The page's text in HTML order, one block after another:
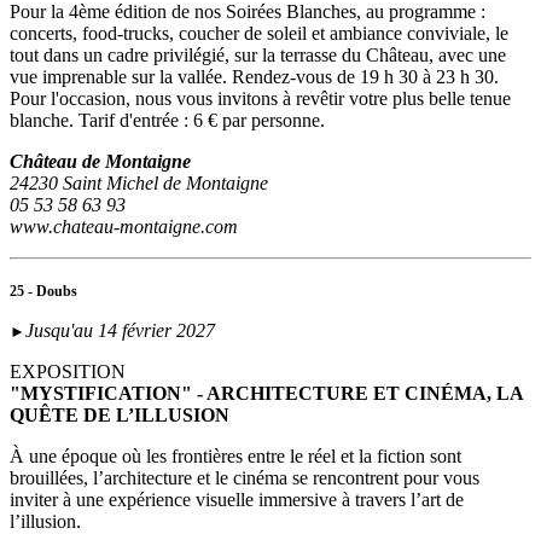
Pour la 4ème édition de nos Soirées Blanches, au programme :
concerts, food-trucks, coucher de soleil et ambiance conviviale, le
tout dans un cadre privilégié, sur la terrasse du Château, avec une
vue imprenable sur la vallée. Rendez-vous de 19 h 30 à 23 h 30.
Pour l'occasion, nous vous invitons à revêtir votre plus belle tenue
blanche. Tarif d'entrée : 6 € par personne.
Château de Montaigne
24230 Saint Michel de Montaigne
05 53 58 63 93
www.chateau-montaigne.com
25 - Doubs
► Jusqu'au 14 février 2027
EXPOSITION
"MYSTIFICATION" - ARCHITECTURE ET CINÉMA, LA
QUÊTE DE L’ILLUSION
À une époque où les frontières entre le réel et la fiction sont
brouillées, l’architecture et le cinéma se rencontrent pour vous
inviter à une expérience visuelle immersive à travers l’art de
l’illusion.